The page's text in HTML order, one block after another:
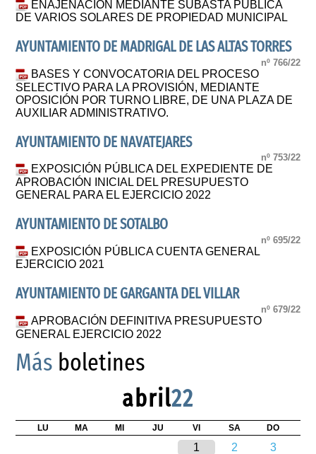
ENAJENACIÓN MEDIANTE SUBASTA PÚBLICA
DE VARIOS SOLARES DE PROPIEDAD MUNICIPAL
AYUNTAMIENTO DE MADRIGAL DE LAS ALTAS TORRES
nº 766/22
BASES Y CONVOCATORIA DEL PROCESO
SELECTIVO PARA LA PROVISIÓN, MEDIANTE
OPOSICIÓN POR TURNO LIBRE, DE UNA PLAZA DE
AUXILIAR ADMINISTRATIVO.
AYUNTAMIENTO DE NAVATEJARES
nº 753/22
EXPOSICIÓN PÚBLICA DEL EXPEDIENTE DE
APROBACIÓN INICIAL DEL PRESUPUESTO
GENERAL PARA EL EJERCICIO 2022
AYUNTAMIENTO DE SOTALBO
nº 695/22
EXPOSICIÓN PÚBLICA CUENTA GENERAL
EJERCICIO 2021
AYUNTAMIENTO DE GARGANTA DEL VILLAR
nº 679/22
APROBACIÓN DEFINITIVA PRESUPUESTO
GENERAL EJERCICIO 2022
Más boletines
abril22
LU MA MI JU VI SA DO
1 2
3